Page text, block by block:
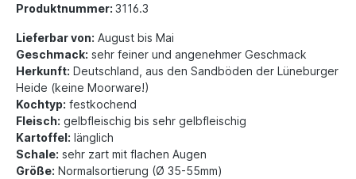
Produktnummer: 3116.3
Lieferbar von: August bis Mai
Geschmack: sehr feiner und angenehmer Geschmack
Herkunft: Deutschland, aus den Sandböden der Lüneburger
Heide (keine Moorware!)
Kochtyp: festkochend
Fleisch: gelbfleischig bis sehr gelbfleischig
Kartoffel: länglich
Schale: sehr zart mit flachen Augen
Größe: Normalsortierung (Ø 35-55mm)